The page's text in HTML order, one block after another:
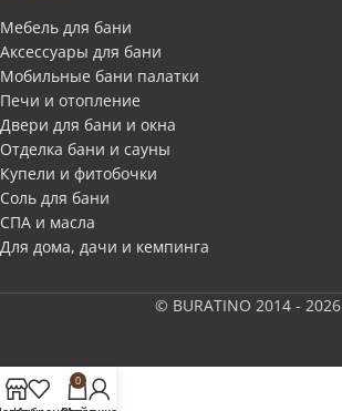
Мебель для бани
Аксессуары для бани
Мобильные бани палатки
Печи и отопление
Двери для бани и окна
Отделка бани и сауны
Купели и фитобочки
Соль для бани
СПА и масла
Для дома, дачи и кемпинга
© BURATINO 2014 - 2026
0